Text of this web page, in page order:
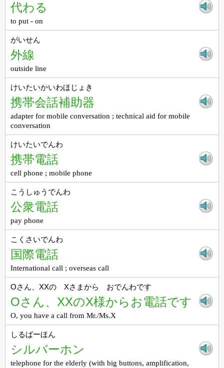
代わる
to put - on
がいせん
外線
outside line
けいたいかいわほじょき
携帯会話補助器
adapter for mobile conversation ; technical aid for mobile
conversation
けいたいでんわ
携帯電話
cell phone ; mobile phone
こうしゅうでんわ
公衆電話
pay phone
こくさいでんわ
国際電話
International call ; overseas call
Oさん、XXの Xさまから おでんわです
Oさん、XXのX様からお電話です
O, you have a call from Mr./Ms.X
しるばーほん
シルバーホン
telephone for the elderly (with big buttons, amplification,